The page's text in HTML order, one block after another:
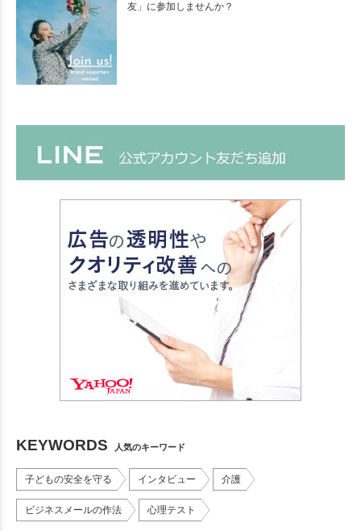
友」に参加しませんか？
KEYWORDS 人気のキーワード
子どもの安全を守る インタビュー 介護
ビジネスメールの作法 心理テスト